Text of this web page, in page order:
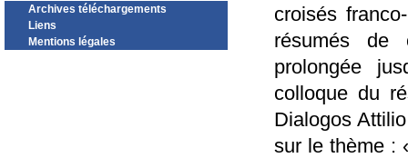
Archives téléchargements
Liens
Mentions légales
croisés
résumés de
prolongée
colloque du
Dialogos
sur le thème :